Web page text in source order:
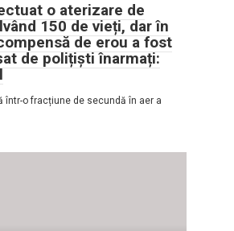
o aterizare de
150 de vieți, dar în
de erou a fost
de polițiști înarmați:
într-o fracțiune de secundă în aer a